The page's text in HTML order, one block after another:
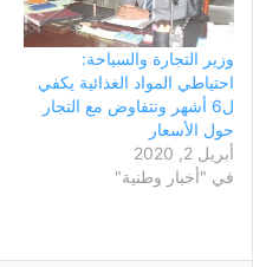
وزير التجارة والسياحة:
احتياطي المواد الغذائية يكفي
ل6 أشهر ونتفاوض مع التجار
حول الأسعار
أبريل 2, 2020
في "أخبار وطنية"